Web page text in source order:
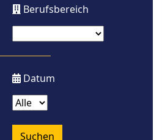
Berufsbereich
Datum
Suchen